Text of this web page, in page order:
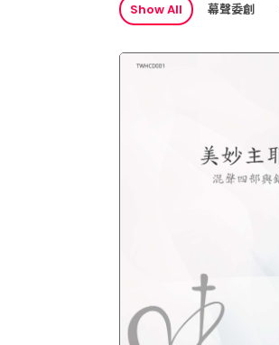
Show All 幕聲委創